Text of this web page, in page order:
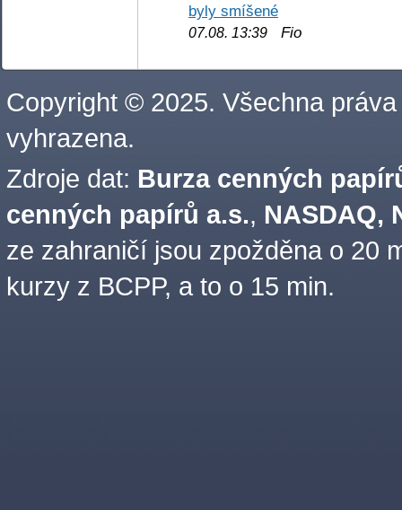
byly smíšené
07.08. 13:39 Fio
Copyright © 2025. Všechna práva
vyhrazena.
Zdroje dat: Burza cenných
cenných papírů a.s., NASDAQ,
ze zahraničí jsou zpožděna o 20
kurzy z BCPP, a to o 15 min.